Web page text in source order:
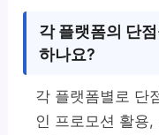
각 플랫폼의 단
하나요?
각 플랫폼별로 단
인 프로모션 활용